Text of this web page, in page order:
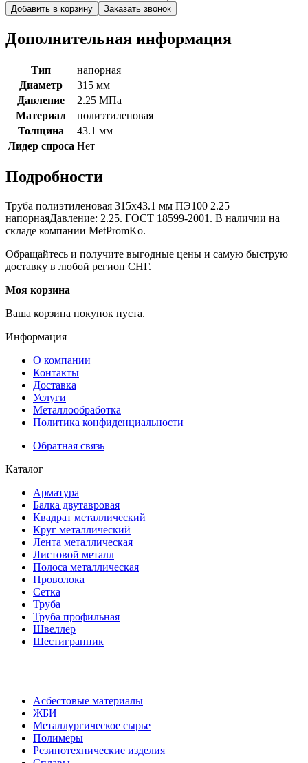
Добавить в корзину Заказать звонок
Дополнительная информация
Тип
напорная
Диаметр
315 мм
Давление
2.25 МПа
Материал
полиэтиленовая
Толщина
43.1 мм
Лидер спроса Нет
Подробности
Труба полиэтиленовая 315х43.1 мм ПЭ100 2.25
напорнаяДавление: 2.25. ГОСТ 18599-2001. В наличии на
складе компании MetPromKo.
Обращайтесь и получите выгодные цены и самую быструю
доставку в любой регион СНГ.
Моя корзина
Ваша корзина покупок пуста.
Информация
О компании
Контакты
Доставка
Услуги
Металлообработка
Политика конфиденциальности
Обратная связь
Каталог
Арматура
Балка двутавровая
Квадрат металлический
Круг металлический
Лента металлическая
Листовой металл
Полоса металлическая
Проволока
Сетка
Труба
Труба профильная
Швеллер
Шестигранник
Асбестовые материалы
ЖБИ
Металлургическое сырье
Полимеры
Резинотехнические изделия